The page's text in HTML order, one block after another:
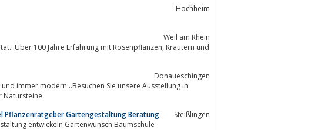
Hochheim
Weil am Rhein
Donaueschingen
Natursteine.
Pflanzenratgeber Gartengestaltung Beratung
Steißlingen
entwickeln Gartenwunsch Baumschule